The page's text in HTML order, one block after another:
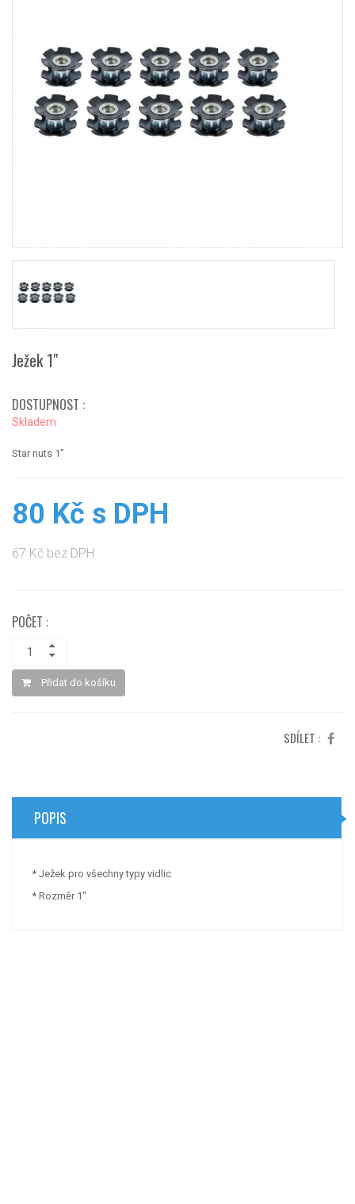
Ježek 1"
DOSTUPNOST :
Skladem
Star nuts 1"
80 Kč s DPH
67 Kč bez DPH
POČET :
Přidat do košíku
SDÍLET :
POPIS
* Ježek pro všechny typy vidlic
* Rozměr 1"